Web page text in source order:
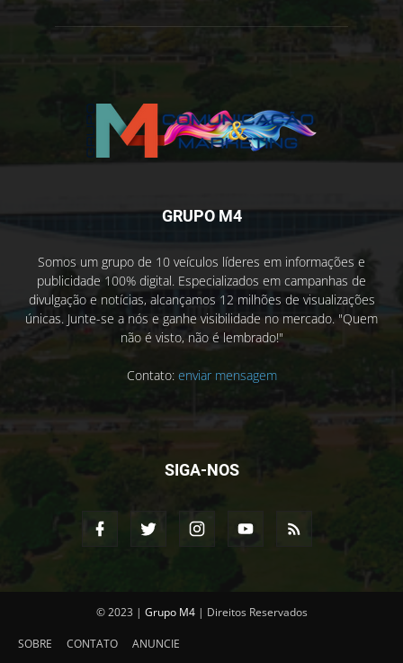
GRUPO M4
Somos um grupo de 10 veículos líderes em informações e
publicidade 100% digital. Especializados em campanhas de
divulgação e notícias, alcançamos 12 milhões de visualizações
únicas. Junte-se a nós e ganhe visibilidade no mercado. "Quem
não é visto, não é lembrado!"
Contato: enviar mensagem
SIGA-NOS
© 2023 | Grupo M4| Direitos Reservados
SOBRE CONTATO ANUNCIE